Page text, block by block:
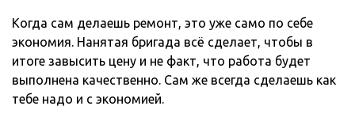
Когда сам делаешь ремонт, это уже само по себе
экономия. Нанятая бригада всё сделает, чтобы в
итоге завысить цену и не факт, что работа будет
выполнена качественно. Сам же всегда сделаешь как
тебе надо и с экономией.